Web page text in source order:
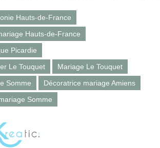
Hauts-de-France
Hauts-de-France
Picardie
Le Touquet
Mariage Le Touquet
Somme
Décoratrice mariage Amiens
Somme